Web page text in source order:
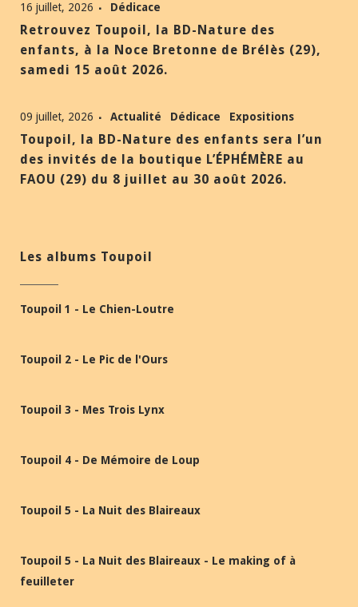
16 juillet, 2026 Dédicace
Retrouvez Toupoil, la BD-Nature des
enfants, à la Noce Bretonne de Brélès (29),
samedi 15 août 2026.
09 juillet, 2026 Actualité Dédicace Expositions
Toupoil, la BD-Nature des enfants sera l’un
des invités de la boutique L’ÉPHÉMÈRE au
FAOU (29) du 8 juillet au 30 août 2026.
Les albums Toupoil
Toupoil 1 - Le Chien-Loutre
Toupoil 2 - Le Pic de l'Ours
Toupoil 3 - Mes Trois Lynx
Toupoil 4 - De Mémoire de Loup
Toupoil 5 - La Nuit des Blaireaux
Toupoil 5 - La Nuit des Blaireaux - Le making of à
feuilleter